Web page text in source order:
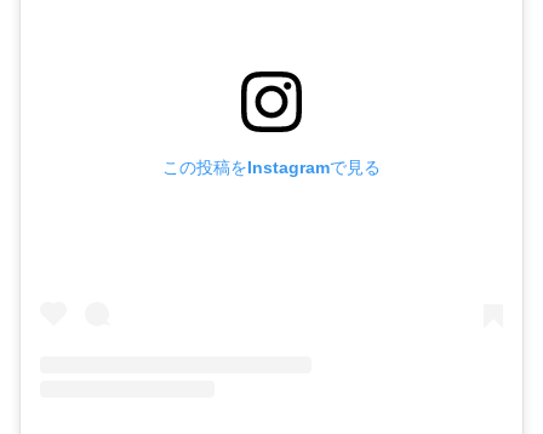
この投稿をInstagramで見る